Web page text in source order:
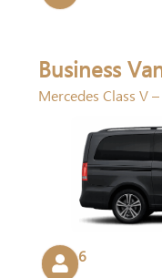
Business
Mercedes Class V
6